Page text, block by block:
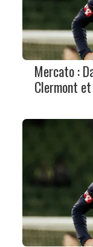
Mercato :
Clermont